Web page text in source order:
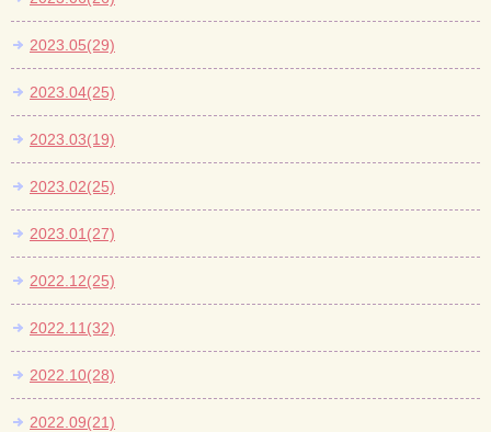
2023.05(29)
2023.04(25)
2023.03(19)
2023.02(25)
2023.01(27)
2022.12(25)
2022.11(32)
2022.10(28)
2022.09(21)